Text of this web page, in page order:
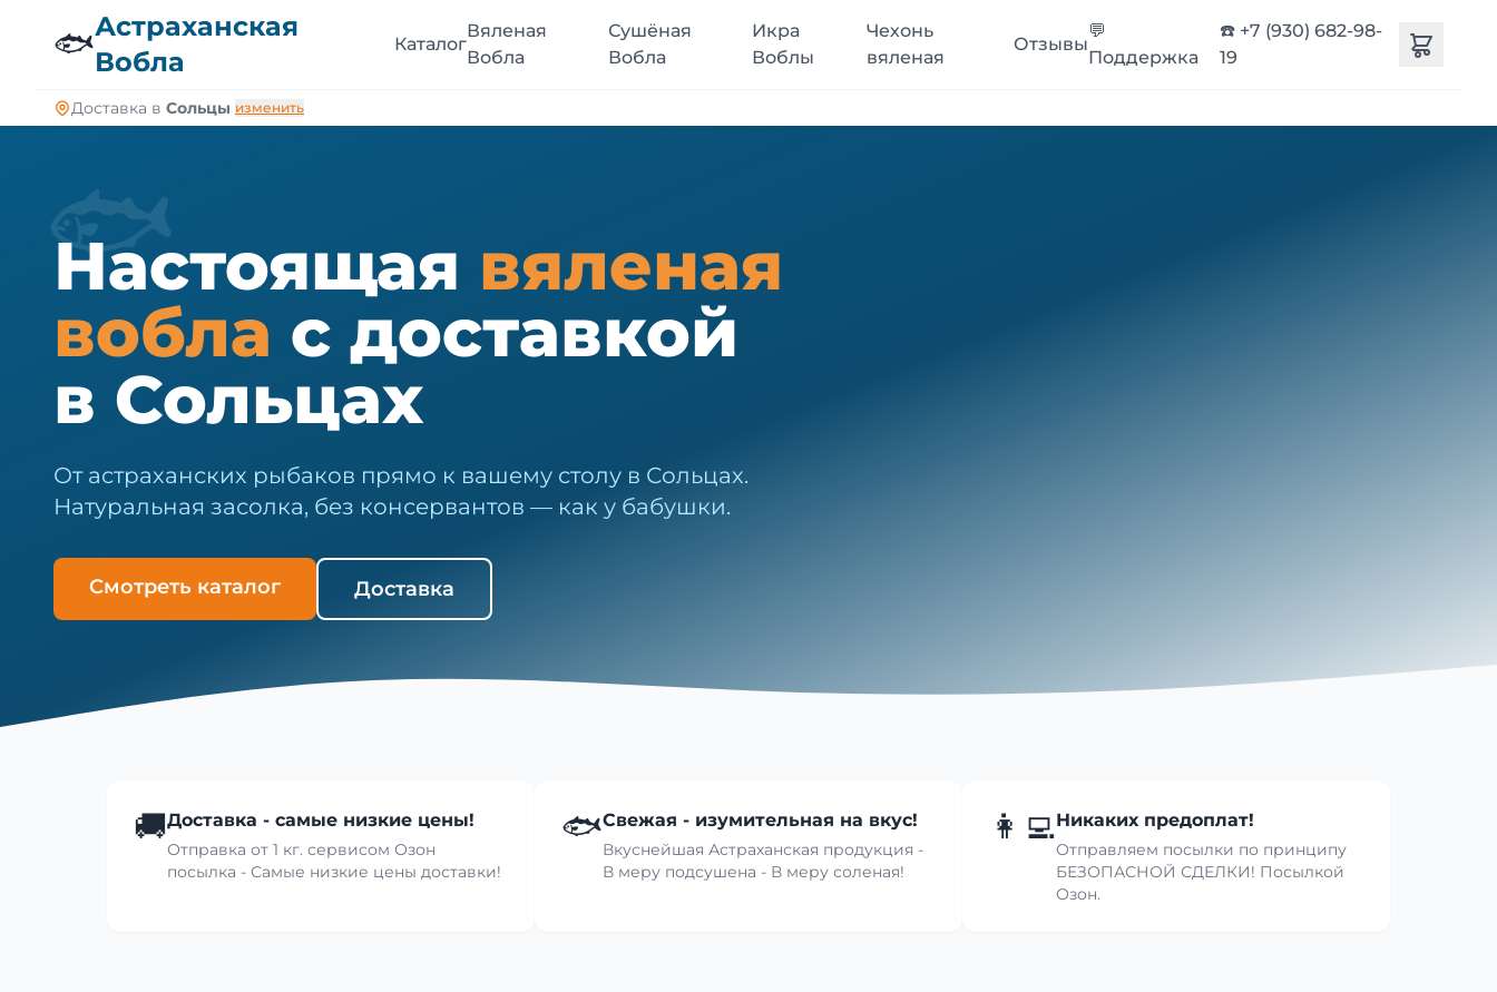
🐟Астраханская
Вобла
Каталог
Вяленая
Вобла
Сушёная
Вобла
Икра
Воблы
Чехонь
вяленая
Отзывы
💬
Поддержка
☎️ +7 (930) 682-98-
19
Доставка в Сольцы изменить
🐟
Настоящая вяленая
вобла с доставкой
в Сольцах
От астраханских рыбаков прямо к вашему столу в Сольцах.
Натуральная засолка, без консервантов — как у бабушки.
Смотреть каталог Доставка
🚚Доставка - самые низкие цены!
Отправка от 1 кг. сервисом Озон
посылка - Самые низкие цены доставки!
🐟Свежая - изумительная на вкус!
Вкуснейшая Астраханская продукция -
В меру подсушена - В меру соленая!
👩‍💻Никаких предоплат!
Отправляем посылки по принципу
БЕЗОПАСНОЙ СДЕЛКИ! Посылкой
Озон.